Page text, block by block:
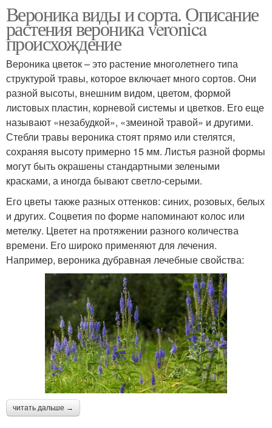
Вероника виды и сорта. Описание
растения вероника veronica
происхождение
Вероника цветок – это растение многолетнего типа
структурой травы, которое включает много сортов. Они
разной высоты, внешним видом, цветом, формой
листовых пластин, корневой системы и цветков. Его еще
называют «незабудкой», «змеиной травой» и другими.
Стебли травы вероника стоят прямо или стелятся,
сохраняя высоту примерно 15 мм. Листья разной формы
могут быть окрашены стандартными зелеными
красками, а иногда бывают светло-серыми.
Его цветы также разных оттенков: синих, розовых, белых
и других. Соцветия по форме напоминают колос или
метелку. Цветет на протяжении разного количества
времени. Его широко применяют для лечения.
Например, вероника дубравная лечебные свойства:
читать дальше →